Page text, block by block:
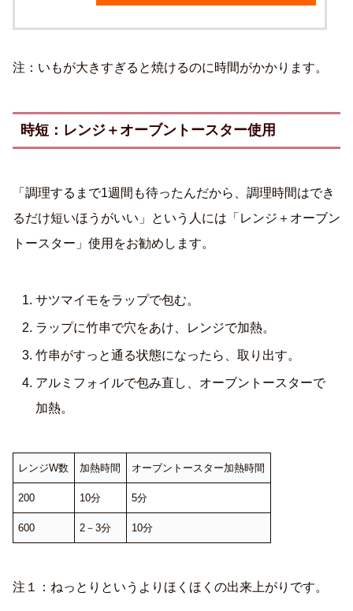
注：いもが大きすぎると焼けるのに時間がかかります。
時短：レンジ＋オーブントースター使用
「調理するまで1週間も待ったんだから、調理時間はでき
るだけ短いほうがいい」という人には「レンジ＋オーブン
トースター」使用をお勧めします。
サツマイモをラップで包む。
ラップに竹串で穴をあけ、レンジで加熱。
竹串がすっと通る状態になったら、取り出す。
アルミフォイルで包み直し、オーブントースターで
加熱。
レンジW数 加熱時間 オーブントースター加熱時間
200 10分 5分
600 2－3分 10分
注１：ねっとりというよりほくほくの出来上がりです。